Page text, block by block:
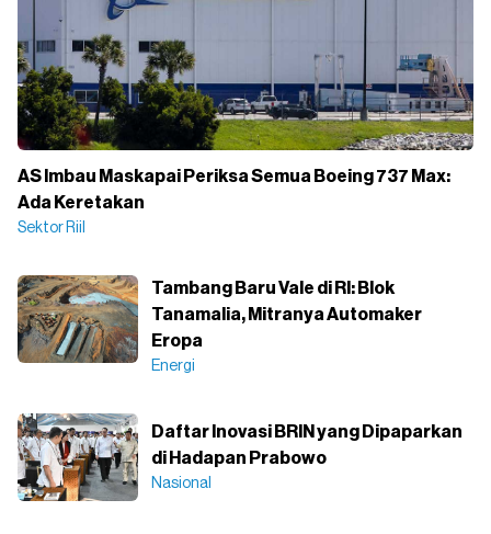
AS Imbau Maskapai Periksa Semua Boeing 737 Max:
Ada Keretakan
Sektor Riil
Tambang Baru Vale di RI: Blok
Tanamalia, Mitranya Automaker
Eropa
Energi
Daftar Inovasi BRIN yang Dipaparkan
di Hadapan Prabowo
Nasional